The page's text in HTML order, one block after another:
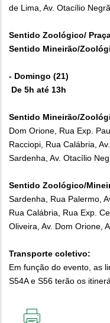
de Lima, Av. Otacílio
Sentido Zoológico/
Sentido Mineirão/
- Domingo (21)
De 5h até 13h
Sentido Mineirão/
Dom Orione, Rua Exp.
Racciopi, Rua Calábria,
Sardenha, Av. Otacílio
Sentido Zoológico/
Sardenha, Rua Palermo,
Rua Calábria, Rua Exp.
Oliveira, Av. Dom Orione,
Transporte coletivo:
Em função do evento, as
S54A e S56 terão os